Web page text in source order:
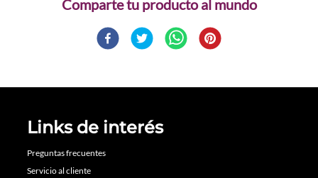
Comparte
Links de interés
Preguntas frecuentes
Servicio al cliente